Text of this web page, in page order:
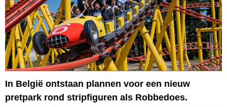
In België ontstaan plannen voor een nieuw
pretpark rond stripfiguren als Robbedoes.